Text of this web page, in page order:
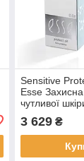
Sensitive
Esse
чутливої
3 629₴